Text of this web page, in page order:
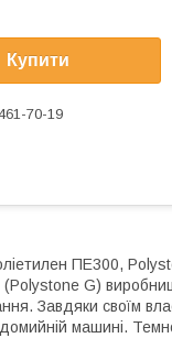
Купити
70-19
ПЕ300,
(Polystone G)
Завдяки своїм
машині.